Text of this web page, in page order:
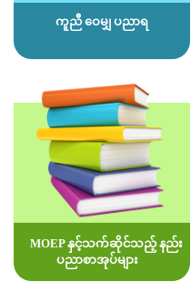
ကူညီ ဝေမျှ ပညာရ
MOEP နှင့်သက်ဆိုင်သည့် နည်း
ပညာစာအုပ်များ